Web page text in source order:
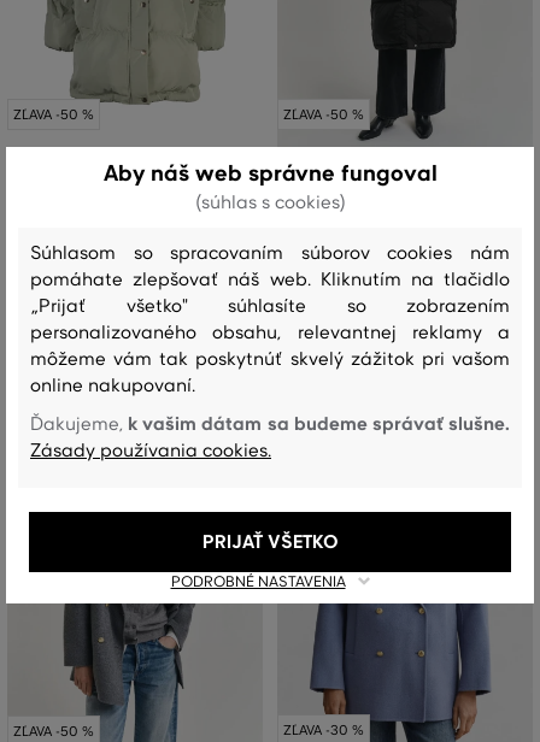
ZĽAVA -50 %
KABÁT GANT ACTIVE CLOUD COAT
XS, S, M, L
ZĽAVA -50 %
KABÁT GANT FULL LENGTH DOWN
COAT
359,90 €
Dostupné veľkosti:
XS, S,
5 dní do konca akcie
ZĽAVA -50 % ZĽAVA -30 %
Aby náš web správne fungoval
(súhlas s cookies)
Súhlasom so spracovaním súborov cookies nám
pomáhate zlepšovať náš web. Kliknutím na tlačidlo
„Prijať všetko" súhlasíte so zobrazením
personalizovaného obsahu, relevantnej reklamy a
môžeme vám tak poskytnúť skvelý zážitok pri vašom
online nakupovaní.
Ďakujeme, k vašim dátam sa budeme správať slušne.
Zásady používania cookies.
PODROBNÉ NASTAVENIA
PRIJAŤ VŠETKO